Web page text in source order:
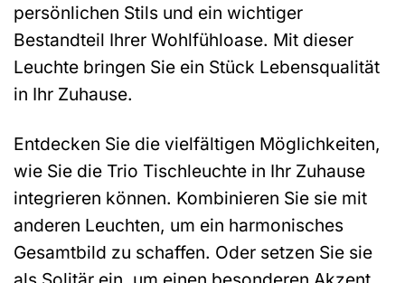
persönlichen Stils und ein wichtiger
Bestandteil Ihrer Wohlfühloase. Mit dieser
Leuchte bringen Sie ein Stück Lebensqualität
in Ihr Zuhause.
Entdecken Sie die vielfältigen Möglichkeiten,
wie Sie die Trio Tischleuchte in Ihr Zuhause
integrieren können. Kombinieren Sie sie mit
anderen Leuchten, um ein harmonisches
Gesamtbild zu schaffen. Oder setzen Sie sie